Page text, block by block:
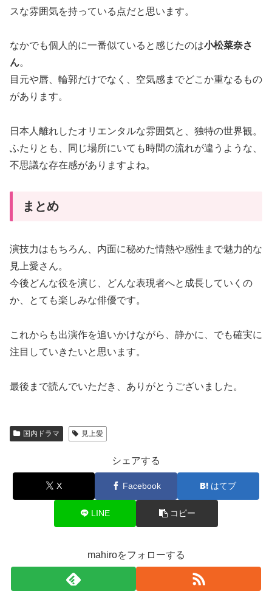
スな雰囲気を持っている点だと思います。
なかでも個人的に一番似ていると感じたのは小松菜奈さ
ん。
目元や唇、輪郭だけでなく、空気感までどこか重なるもの
があります。
日本人離れしたオリエンタルな雰囲気と、独特の世界観。
ふたりとも、同じ場所にいても時間の流れが違うような、
不思議な存在感がありますよね。
まとめ
演技力はもちろん、内面に秘めた情熱や感性まで魅力的な
見上愛さん。
今後どんな役を演じ、どんな表現者へと成長していくの
か、とても楽しみな俳優です。
これからも出演作を追いかけながら、静かに、でも確実に
注目していきたいと思います。
最後まで読んでいただき、ありがとうございました。
国内ドラマ 見上愛
シェアする
X Facebook はてブ
LINE コピー
mahiroをフォローする